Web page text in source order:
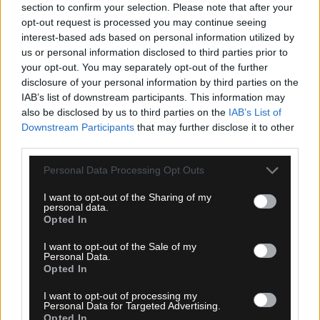
section to confirm your selection. Please note that after your
opt-out request is processed you may continue seeing
interest-based ads based on personal information utilized by
us or personal information disclosed to third parties prior to
your opt-out. You may separately opt-out of the further
disclosure of your personal information by third parties on the
IAB’s list of downstream participants. This information may
also be disclosed by us to third parties on the IAB’s List of
Downstream Participants that may further disclose it to other
Please note that this website/app uses one or more Google
not limited to your visit or usage behaviour. You may click to
grant or deny consent to Google and its third-party tags to
use your data for below specified purposes in below Google
consent section.
Personal Data Processing Opt Outs
I want to opt-out of the Sharing of my
personal data.
Opted In
I want to opt-out of the Sale of my
Personal Data.
Opted In
I want to opt-out of processing my
Personal Data for Targeted Advertising.
Opted In
Ροή Ειδήσεων
Τρία χρόνια χωρίς δικαίωση για τον Μιχάλη